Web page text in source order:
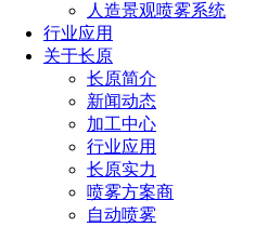
人造景观喷雾系统
行业应用
关于长原
长原简介
新闻动态
加工中心
行业应用
长原实力
喷雾方案商
自动喷雾
2、密封性
泄漏点采用动密封，降低泄漏量
的水流冲击力。
3、更高冲击力
喷嘴采用独特的稳流设计，能够
大，清洗更彻底。